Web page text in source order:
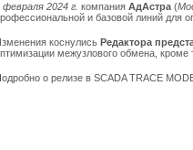
февраля 2024 г. компания АдАстра (
и базовой линий для
коснулись Редактора
межузлового обмена, кроме
о релизе в SCADA TRACE